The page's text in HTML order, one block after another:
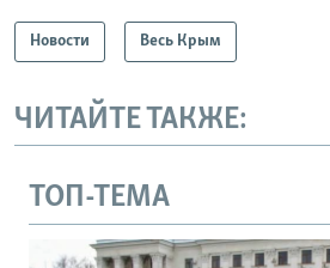
Новости Весь Крым
ЧИТАЙТЕ ТАКЖЕ:
ТОП-ТЕМА